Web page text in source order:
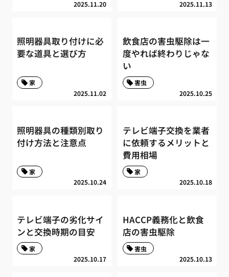
2025.11.20 2025.11.13
照明器具取り付けに必
要な道具と選び方
2025.11.02
家
飲食店の害虫駆除は一
度やれば終わりじゃな
い
2025.10.25
害虫
照明器具の種類別取り
付け方法と注意点
2025.10.24
家
テレビ端子交換を業者
に依頼するメリットと
費用相場
2025.10.18
家
テレビ端子の劣化サイ
ンと交換時期の目安
2025.10.17
家
HACCP義務化と飲食
店の害虫駆除
2025.10.13
害虫